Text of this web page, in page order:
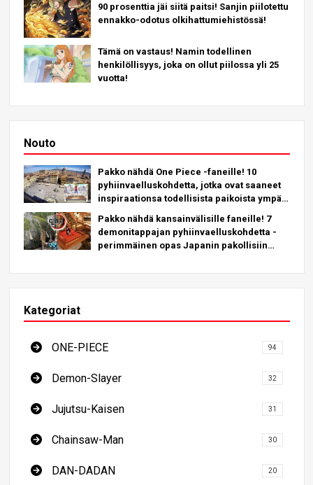
90 prosenttia jäi siitä paitsi! Sanjin piilotettu
ennakko-odotus olkihattumiehistössä!
Tämä on vastaus! Namin todellinen
henkilöllisyys, joka on ollut piilossa yli 25
vuotta!
Nouto
Pakko nähdä One Piece -faneille! 10
pyhiinvaelluskohdetta, jotka ovat saaneet
inspiraationsa todellisista paikoista ympäri
Pakko nähdä kansainvälisille faneille! 7
demonitappajan pyhiinvaelluskohdetta -
perimmäinen opas Japanin pakollisiin
Kategoriat
ONE-PIECE 94
Demon-Slayer 32
Jujutsu-Kaisen 31
Chainsaw-Man 30
DAN-DADAN 20